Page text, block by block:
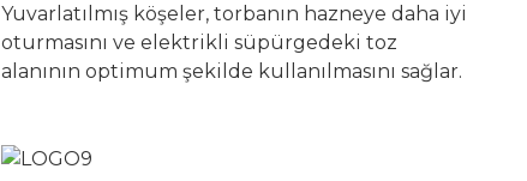
Yuvarlatılmış köşeler, torbanın hazneye daha iyi
oturmasını ve elektrikli süpürgedeki toz
alanının optimum şekilde kullanılmasını sağlar.